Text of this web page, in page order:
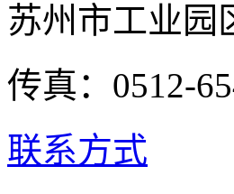
苏州市工业园
传真：0512-
联系方式